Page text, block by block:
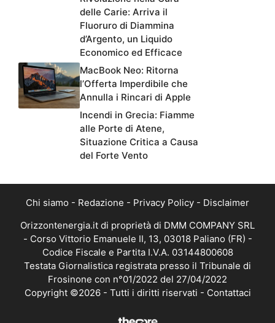
delle Carie: Arriva il
Fluoruro di Diammina
d’Argento, un Liquido
Economico ed Efficace
MacBook Neo: Ritorna
l’Offerta Imperdibile che
Annulla i Rincari di Apple
Incendi in Grecia: Fiamme
alle Porte di Atene,
Situazione Critica a Causa
del Forte Vento
Chi siamo - Redazione - Privacy Policy - Disclaimer
Orizzontenergia.it di proprietà di DMM COMPANY SRL
- Corso Vittorio Emanuele II, 13, 03018 Paliano (FR) -
Codice Fiscale e Partita I.V.A. 03144800608
Testata Giornalistica registrata presso il Tribunale di
Frosinone con n°01/2022 del 27/04/2022
Copyright ©2026 - Tutti i diritti riservati - Contattaci